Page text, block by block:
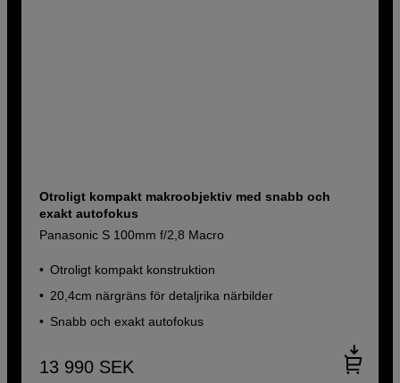
Otroligt kompakt makroobjektiv med snabb och
exakt autofokus
Panasonic S 100mm f/2,8 Macro
Otroligt kompakt konstruktion
20,4cm närgräns för detaljrika närbilder
Snabb och exakt autofokus
13 990 SEK